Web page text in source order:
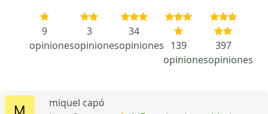
9
opiniones
3
opiniones
34
opiniones 139
opiniones
397
opiniones
miquel capó